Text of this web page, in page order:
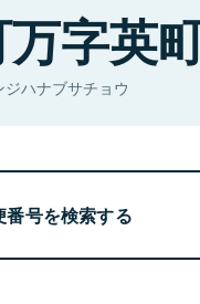
字英
ハナブサチョウ
番号を検索する